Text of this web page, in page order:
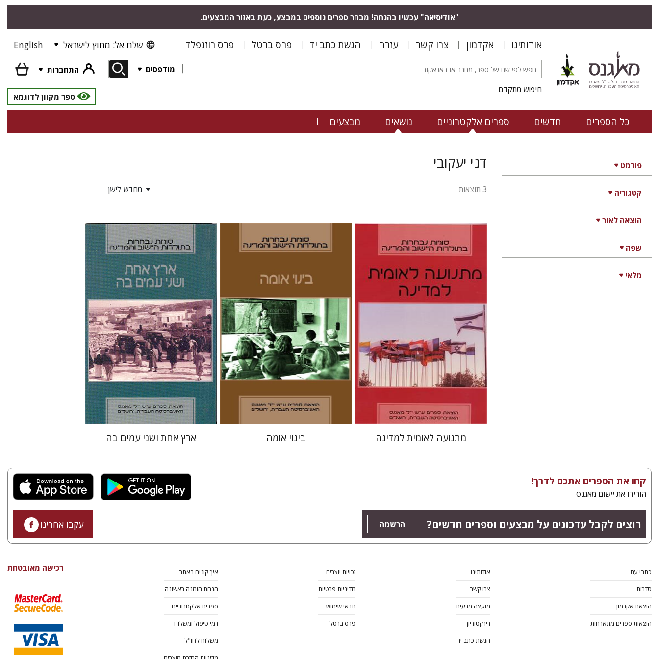
"אודיסיאה" עכשיו בהנחה! מבחר ספרים נוספים במבצע, כעת באזור המבצעים.
אודותינו אקדמון צרו קשר עזרה הגשת כתב יד פרס ברטל פרס רוזנפלד שלח אל: מחוץ לישראל English
מודפסים
התחברות
חיפוש מתקדם
ספר מקוון לדוגמא
כל הספרים חדשים ספרים אלקטרוניים נושאים מבצעים
פורמט
קטגוריה
הוצאה לאור
שפה
מלאי
דני יעקובי
3 תוצאות מחדש לישן
דני יעקובי
הנחת אתר ספר מודפס
$23
מתנועה לאומית למדינה
דני יעקובי
הנחת אתר ספר מודפס
בינוי אומה
דני יעקובי
ארץ אחת ושני עמים בה
קחו את הספרים אתכם לדרך!
הורידו את יישום מאגנס
רוצים לקבל עדכונים על מבצעים וספרים חדשים? הרשמה עקבו אחרינו
כתבי עת
סדרות
הוצאת אקדמון
הוצאות ספרים מתארחות
אודותינו
צרו קשר
מועצה מדעית
דירקטוריון
הגשת כתב יד
זכויות יוצרים
מדיניות פרטיות
תנאי שימוש
פרס ברטל
איך קונים באתר
הנחת הזמנה ראשונה
ספרים אלקטרוניים
דמי טיפול ומשלוח
משלוח לחו"ל
רכישה מאובטחת